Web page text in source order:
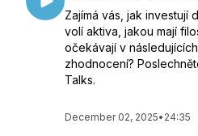
Zajímá vás, jak investují
volí aktiva, jakou mají
očekávají v
zhodnocení?
Talks.
December 02, 2025• 24:35